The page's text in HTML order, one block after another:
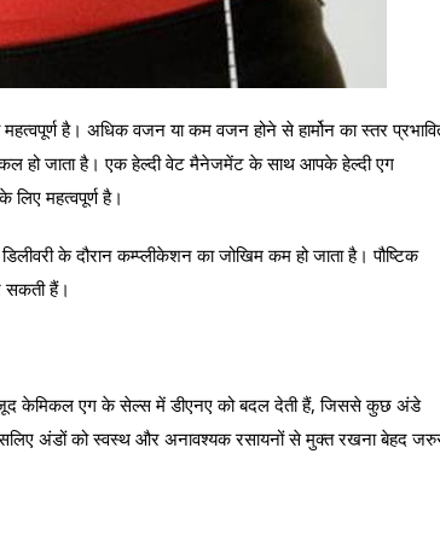
है। अधिक वजन या कम वजन होने से हार्मोन का स्तर
हो जाता है। एक हेल्दी वेट मैनेजमेंट के साथ आपके हेल्दी एग
महत्वपूर्ण है।
के दौरान कम्प्लीकेशन का जोखिम कम हो जाता है। पौष्टिक
सकती हैं।
केमिकल एग के सेल्स में डीएनए को बदल देती हैं, जिससे कुछ अंडे
अंडों को स्वस्थ और अनावश्यक रसायनों से मुक्त रखना बेहद